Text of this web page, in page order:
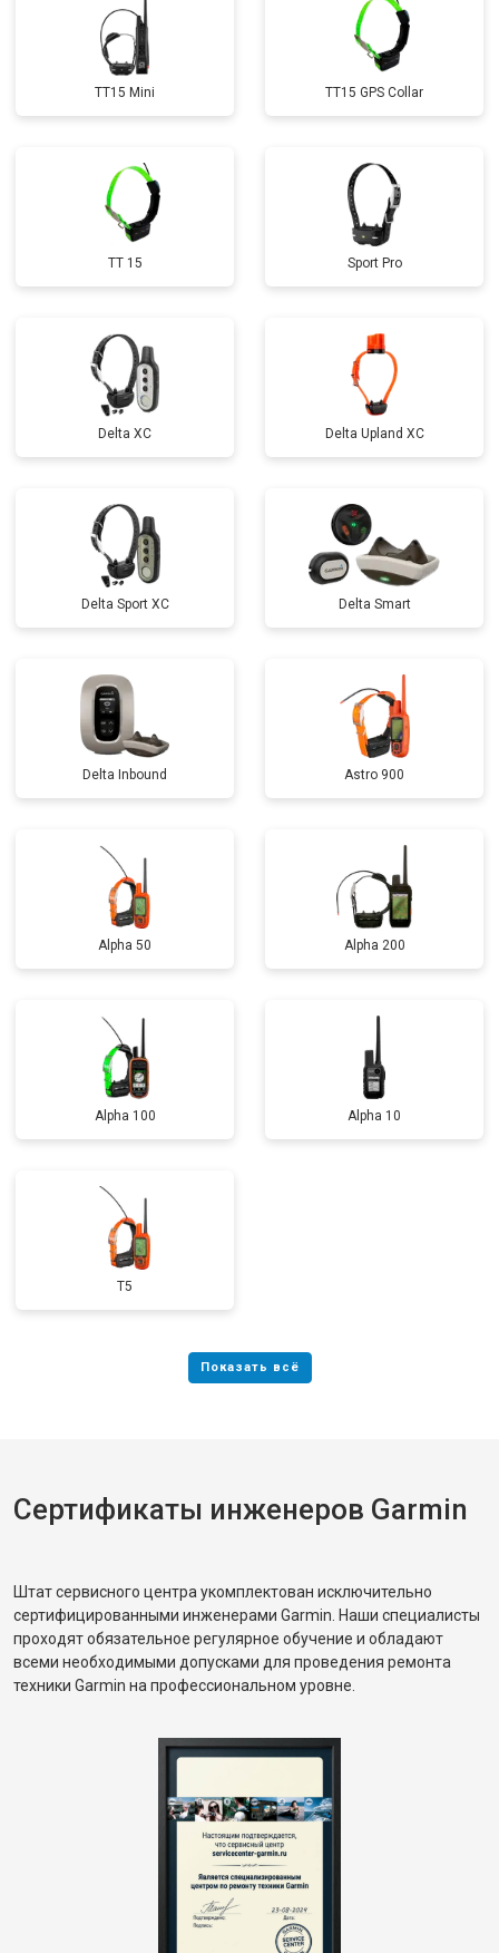
TT15 Mini TT15 GPS Collar
TT 15 Sport Pro
Delta XC Delta Upland XC
Delta Sport XC Delta Smart
Delta Inbound Astro 900
Alpha 50 Alpha 200
Alpha 100 Alpha 10
T5
Сертификаты инженеров Garmin
Штат сервисного центра укомплектован исключительно
сертифицированными инженерами Garmin. Наши специалисты
проходят обязательное регулярное обучение и обладают
всеми необходимыми допусками для проведения ремонта
техники Garmin на профессиональном уровне.